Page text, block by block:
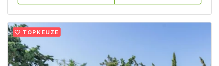
TOPKEUZE